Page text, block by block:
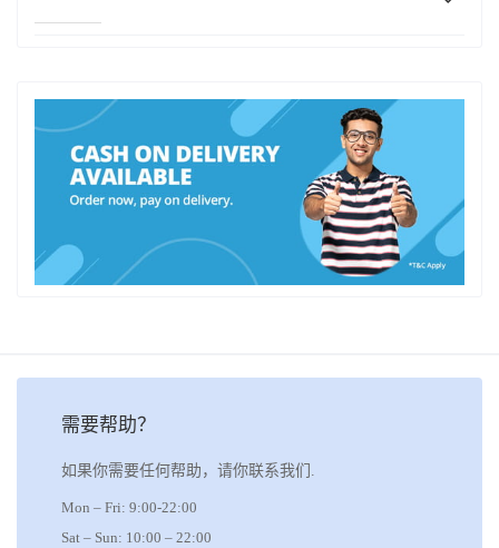
需要帮助？
如果你需要任何帮助，请你联系我们.
Mon – Fri: 9:00-22:00
Sat – Sun: 10:00 – 22:00